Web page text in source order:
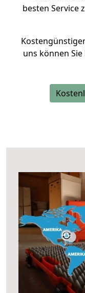
besten Service
uns können Sie